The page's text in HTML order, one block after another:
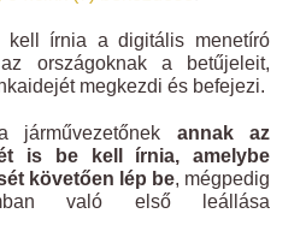
kell írnia a digitális menetíró
országoknak a betűjeleit,
megkezdi és befejezi.
járművezetőnek annak az
is be kell írnia, amelybe
követően lép be, mégpedig
való első leállása